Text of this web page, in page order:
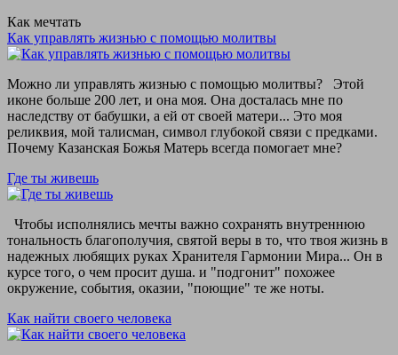
Как мечтать
Как управлять жизнью с помощью молитвы
Можно ли управлять жизнью с помощью молитвы? Этой
иконе больше 200 лет, и она моя. Она досталась мне по
наследству от бабушки, а ей от своей матери... Это моя
реликвия, мой талисман, символ глубокой связи с предками.
Почему Казанская Божья Матерь всегда помогает мне?
Где ты живешь
Чтобы исполнялись мечты важно сохранять внутреннюю
тональность благополучия, святой веры в то, что твоя жизнь в
надежных любящих руках Хранителя Гармонии Мира... Он в
курсе того, о чем просит душа. и "подгонит" похожее
окружение, события, оказии, "поющие" те же ноты.
Как найти своего человека